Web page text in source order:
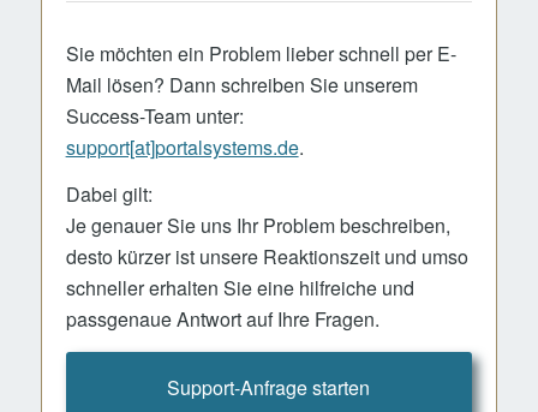
Sie möchten ein Problem lieber schnell per E-
Mail lösen? Dann schreiben Sie unserem
Success-Team unter:
support[at]portalsystems.de.
Dabei gilt:
Je genauer Sie uns Ihr Problem beschreiben,
desto kürzer ist unsere Reaktionszeit und umso
schneller erhalten Sie eine hilfreiche und
passgenaue Antwort auf Ihre Fragen.
Support-Anfrage starten